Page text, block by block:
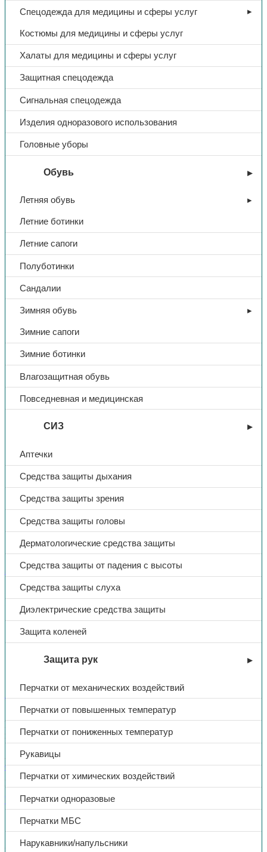
Спецодежда для медицины и сферы услуг
Костюмы для медицины и сферы услуг
Халаты для медицины и сферы услуг
Защитная спецодежда
Сигнальная спецодежда
Изделия одноразового использования
Головные уборы
Обувь
Летняя обувь
Летние ботинки
Летние сапоги
Полуботинки
Сандалии
Зимняя обувь
Зимние сапоги
Зимние ботинки
Влагозащитная обувь
Повседневная и медицинская
СИЗ
Аптечки
Средства защиты дыхания
Средства защиты зрения
Средства защиты головы
Дерматологические средства защиты
Средства защиты от падения с высоты
Средства защиты слуха
Диэлектрические средства защиты
Защита коленей
Защита рук
Перчатки от механических воздействий
Перчатки от повышенных температур
Перчатки от пониженных температур
Рукавицы
Перчатки от химических воздействий
Перчатки одноразовые
Перчатки МБС
Нарукавники/напульсники
Зимняя спецодежда
Куртка «Премиум»
тк.Мембрана, (т.серый меланж/
черный)
В избранное
Куртка — прямого силуэта, с утеплённым капюшоном и
ветрозащитой
Артикул:Н/Д
Спецодежда
Поделиться:
Поделиться в Telegram
Whatsapp
Поделиться в Ok
Описание
Доп. информация